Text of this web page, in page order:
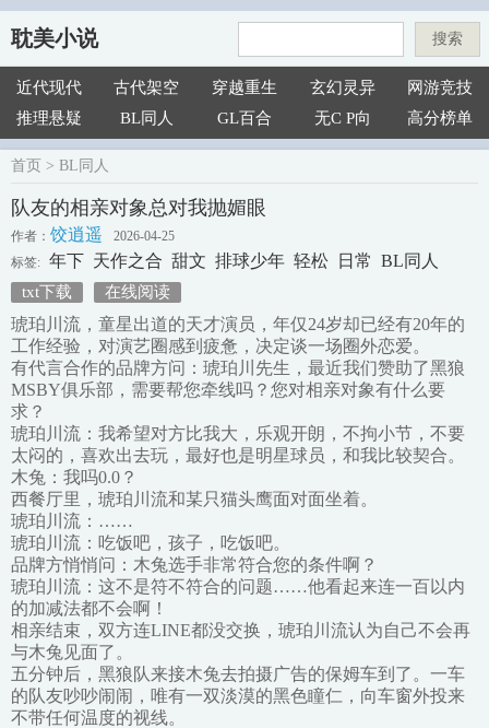
耽美小说 搜索
近代现代 古代架空 穿越重生 玄幻灵异
网游竞技
推理悬疑
BL同人 GL百合 无C P向 高分榜单
首页 > BL同人
队友的相亲对象总对我抛媚眼
作者： 饺逍遥
2026-04-25
标签: 年下 天作之合 甜文 排球少年 轻松 日常 BL同人
txt下载 在线阅读
琥珀川流，童星出道的天才演员，年仅24岁却已经有20年的
工作经验，对演艺圈感到疲惫，决定谈一场圈外恋爱。
有代言合作的品牌方问：琥珀川先生，最近我们赞助了黑狼
MSBY俱乐部，需要帮您牵线吗？您对相亲对象有什么要
求？
琥珀川流：我希望对方比我大，乐观开朗，不拘小节，不要
太闷的，喜欢出去玩，最好也是明星球员，和我比较契合。
木兔：我吗0.0？
西餐厅里，琥珀川流和某只猫头鹰面对面坐着。
琥珀川流：……
琥珀川流：吃饭吧，孩子，吃饭吧。
品牌方悄悄问：木兔选手非常符合您的条件啊？
琥珀川流：这不是符不符合的问题……他看起来连一百以内
的加减法都不会啊！
相亲结束，双方连LINE都没交换，琥珀川流认为自己不会再
与木兔见面了。
五分钟后，黑狼队来接木兔去拍摄广告的保姆车到了。一车
的队友吵吵闹闹，唯有一双淡漠的黑色瞳仁，向车窗外投来
不带任何温度的视线。